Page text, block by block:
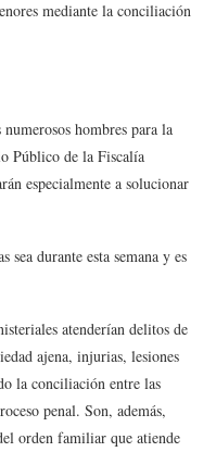
mediante la conciliación
hombres para la
Público de la Fiscalía
especialmente a solucionar
sea durante esta semana y es
atenderían delitos de
ajena, injurias, lesiones
la conciliación entre las
penal. Son, además,
orden familiar que atiende